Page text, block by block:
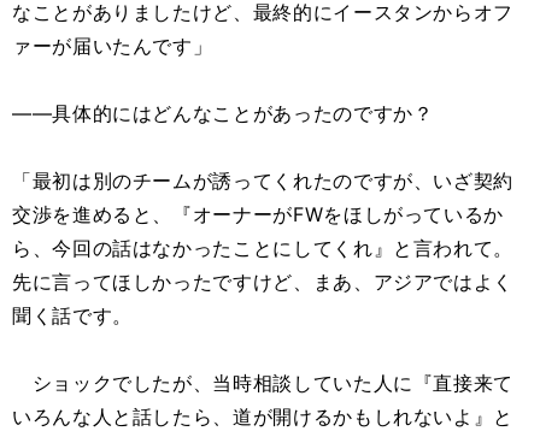
なことがありましたけど、最終的にイースタンからオフ
ァーが届いたんです」
――具体的にはどんなことがあったのですか？
「最初は別のチームが誘ってくれたのですが、いざ契約
交渉を進めると、『オーナーがFWをほしがっているか
ら、今回の話はなかったことにしてくれ』と言われて。
先に言ってほしかったですけど、まあ、アジアではよく
聞く話です。
ショックでしたが、当時相談していた人に『直接来て
いろんな人と話したら、道が開けるかもしれないよ』と